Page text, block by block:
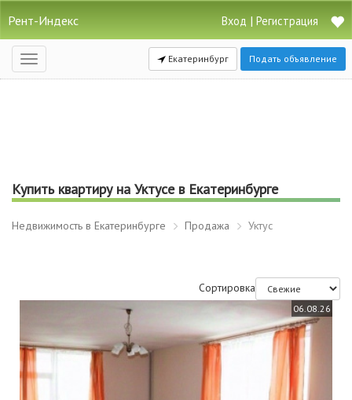
Рент-Индекс Вход | Регистрация
Открыть
навигацию
Екатеринбург Подать объявление
Купить квартиру на Уктусе в Екатеринбурге
Недвижимость в Екатеринбурге Продажа Уктус
Сортировка
06.08.26